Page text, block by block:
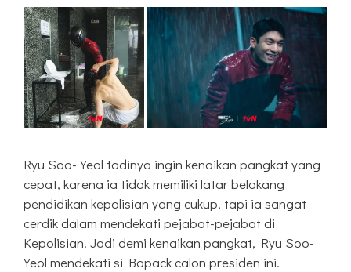
Ryu Soo-Yeol tadinya ingin kenaikan pangkat yang
cepat, karena ia tidak memiliki latar belakang
pendidikan kepolisian yang cukup, tapi ia sangat
cerdik dalam mendekati pejabat-pejabat di
Kepolisian. Jadi demi kenaikan pangkat, Ryu Soo-
Yeol mendekati si Bapack calon presiden ini.